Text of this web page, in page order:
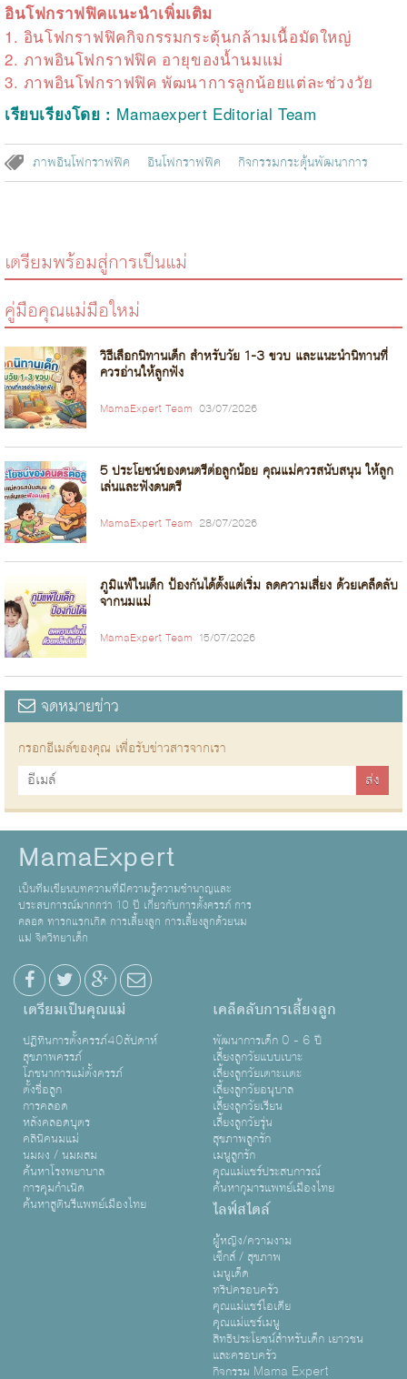
อินโฟกราฟฟิคแนะนำเพิ่มเติม
1. อินโฟกราฟฟิคกิจกรรมกระตุ้นกล้ามเนื้อมัดใหญ่
2. ภาพอินโฟกราฟฟิค อายุของน้ำนมแม่
3. ภาพอินโฟกราฟฟิค พัฒนาการลูกน้อยแต่ละช่วงวัย
เรียบเรียงโดย : Mamaexpert Editorial Team
ภาพอินโฟกราฟฟิค อินโฟกราฟฟิค กิจกรรมกระตุ้นพัฒนาการ
เตรียมพร้อมสู่การเป็นแม่
คู่มือคุณแม่มือใหม่
วิธีเลือกนิทานเด็ก สำหรับวัย 1-3 ขวบ และแนะนำนิทานที่
ควรอ่านให้ลูกฟัง
MamaExpert Team 03/07/2026
5 ประโยชน์ของดนตรีต่อลูกน้อย คุณแม่ควรสนับสนุน ให้ลูก
เล่นและฟังดนตรี
MamaExpert Team 28/07/2026
ภูมิแพ้ในเด็ก ป้องกันได้ตั้งแต่เริ่ม ลดความเสี่ยง ด้วยเคล็ดลับ
จากนมแม่
MamaExpert Team 15/07/2026
จดหมายข่าว
กรอกอีเมล์ของคุณ เพื่อรับข่าวสารจากเรา
MamaExpert
เป็นทีมเขียนบทความที่มีความรู้ความชำนาญและ
ประสบการณ์มากกว่า 10 ปี เกี่ยวกับการตั้งครรภ์ การ
คลอด ทารกแรกเกิด การเลี้ยงลูก การเลี้ยงลูกด้วยนม
แม่ จิตวิทยาเด็ก
เตรียมเป็นคุณแม่
ปฏิทินการตั้งครรภ์40สัปดาห์
สุขภาพครรภ์
โภชนาการแม่ตั้งครรภ์
ตั้งชื่อลูก
การคลอด
หลังคลอดบุตร
คลินิคนมแม่
นมผง / นมผสม
ค้นหาโรงพยาบาล
การคุมกำเนิด
ค้นหาสูตินรีแพทย์เมืองไทย
เคล็ดลับการเลี้ยงลูก
พัฒนาการเด็ก 0 - 6 ปี
เลี้ยงลูกวัยแบบเบาะ
เลี้ยงลูกวัยเตาะเเตะ
เลี้ยงลูกวัยอนุบาล
เลี้ยงลูกวัยเรียน
เลี้ยงลูกวัยรุ่น
สุขภาพลูกรัก
เมนูลูกรัก
คุณแม่แชร์ประสบการณ์
ค้นหากุมารแพทย์เมืองไทย
ไลฟ์สไตล์
ผู้หญิง/ความงาม
เซ็กส์ / สุขภาพ
เมนูเด็ด
ทริปครอบครัว
คุณแม่แชร์ไอเดีย
คุณแม่แชร์เมนู
สิทธิประโยชน์สำหรับเด็ก เยาวชน
และครอบครัว
กิจกรรม Mama Expert